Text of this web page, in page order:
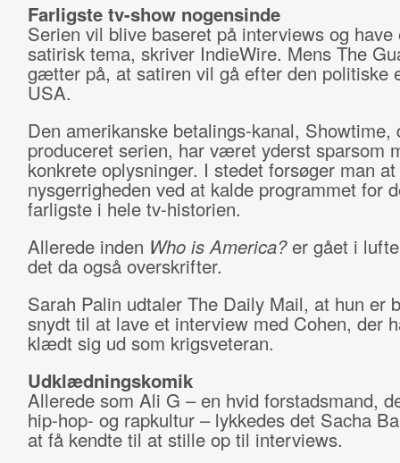
Farligste tv-show nogensinde
Serien vil blive baseret på interviews og have
satirisk tema, skriver IndieWire. Mens The
gætter på, at satiren vil gå efter den politiske
USA.
Den amerikanske betalings-kanal, Showtime,
produceret serien, har været yderst sparsom
konkrete oplysninger. I stedet forsøger man
nysgerrigheden ved at kalde programmet for
farligste i hele tv-historien.
Allerede inden Who is America?er gået i
det da også overskrifter.
Sarah Palin udtaler The Daily Mail, at hun er
snydt til at lave et interview med Cohen, der
klædt sig ud som krigsveteran.
Udklædningskomik
Allerede som Ali G – en hvid forstadsmand,
hip-hop- og rapkultur – lykkedes det Sacha
at få kendte til at stille op til interviews.